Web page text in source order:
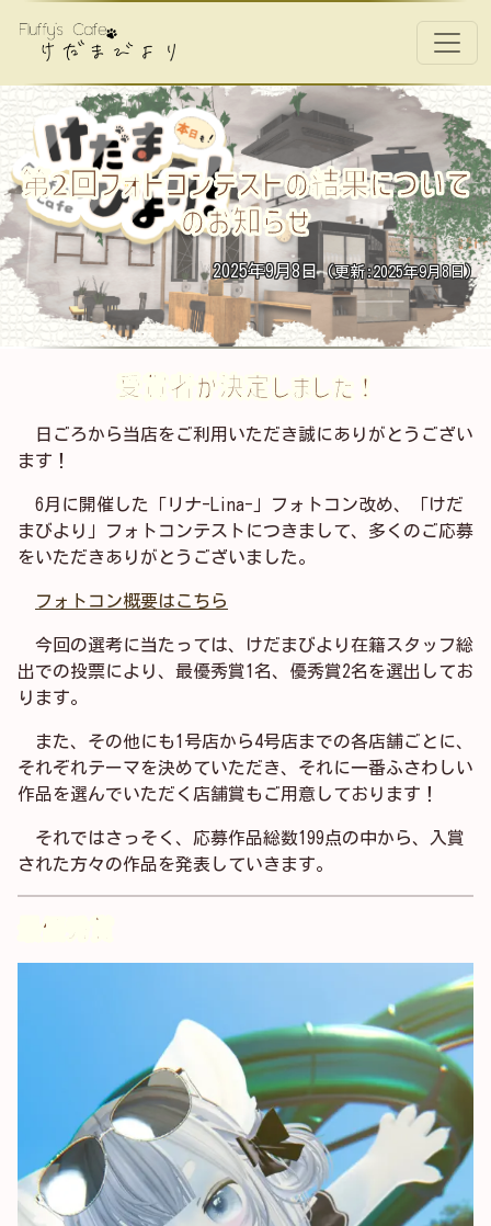
メインナビゲーション
第2回フォトコンテストの結果について
のお知らせ
2025年9月8日(更新:2025年9月8日)
受賞者が決定しました！
日ごろから当店をご利用いただき誠にありがとうござい
ます！
6月に開催した「リナ-Lina-」フォトコン改め、「けだ
まびより」フォトコンテストにつきまして、多くのご応募
をいただきありがとうございました。
フォトコン概要はこちら
今回の選考に当たっては、けだまびより在籍スタッフ総
出での投票により、最優秀賞1名、優秀賞2名を選出してお
ります。
また、その他にも1号店から4号店までの各店舗ごとに、
それぞれテーマを決めていただき、それに一番ふさわしい
作品を選んでいただく店舗賞もご用意しております！
それではさっそく、応募作品総数199点の中から、入賞
された方々の作品を発表していきます。
最優秀賞